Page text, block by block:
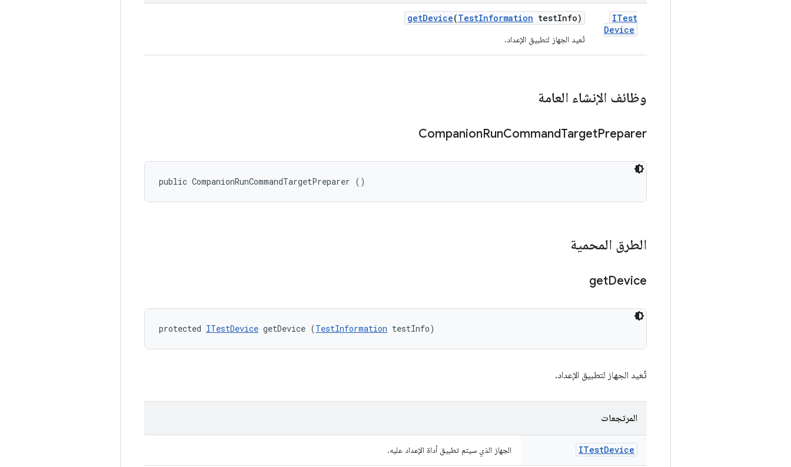
ITest
Device
getDevice(TestInformation testInfo)
تُعيد الجهاز لتطبيق الإعداد.
وظائف الإنشاء العامة
CompanionRunCommandTargetPreparer
public CompanionRunCommandTargetPreparer ()
الطرق المحمية
getDevice
protected ITestDevice getDevice (TestInformation testInfo)
تُعيد الجهاز لتطبيق الإعداد.
المرتجعات
ITestDevice الجهاز الذي سيتم تطبيق أداة الإعداد عليه.